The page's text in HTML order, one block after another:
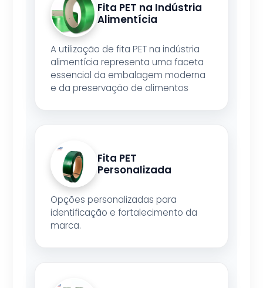
Fita PET na Indústria
Alimentícia
A utilização de fita PET na indústria
alimentícia representa uma faceta
essencial da embalagem moderna
e da preservação de alimentos
Fita PET
Personalizada
Opções personalizadas para
identificação e fortalecimento da
marca.